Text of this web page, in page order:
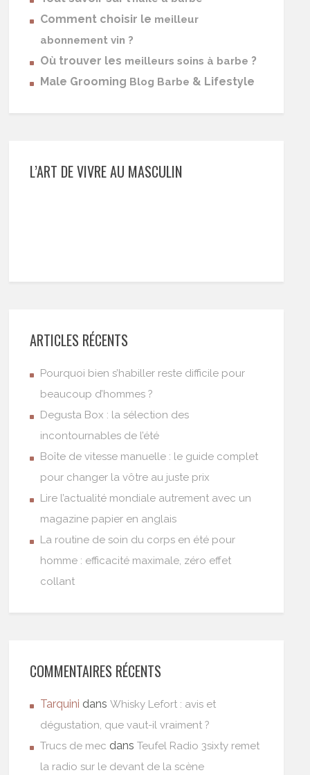
Comment choisir le meilleur
abonnement vin ?
Où trouver les meilleurs soins à barbe ?
Male Grooming Blog Barbe & Lifestyle
L’ART DE VIVRE AU MASCULIN
ARTICLES RÉCENTS
Pourquoi bien s’habiller reste difficile pour
beaucoup d’hommes ?
Degusta Box : la sélection des
incontournables de l’été
Boîte de vitesse manuelle : le guide complet
pour changer la vôtre au juste prix
Lire l’actualité mondiale autrement avec un
magazine papier en anglais
La routine de soin du corps en été pour
homme : efficacité maximale, zéro effet
collant
COMMENTAIRES RÉCENTS
Tarquini dansWhisky Lefort : avis et
dégustation, que vaut-il vraiment ?
Trucs de mec dansTeufel Radio 3sixty remet
la radio sur le devant de la scène